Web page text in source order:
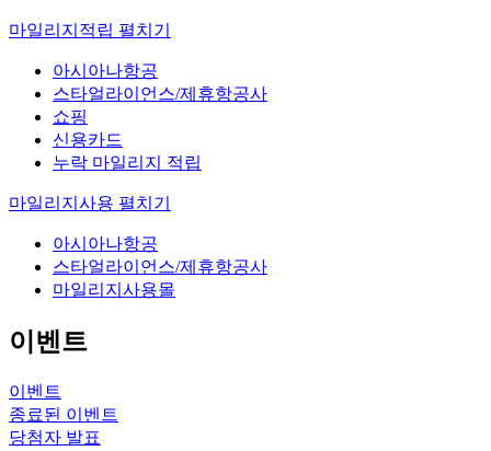
마일리지적립 펼치기
아시아나항공
스타얼라이언스/제휴항공사
쇼핑
신용카드
누락 마일리지 적립
마일리지사용 펼치기
아시아나항공
스타얼라이언스/제휴항공사
마일리지사용몰
이벤트
이벤트
종료된 이벤트
당첨자 발표